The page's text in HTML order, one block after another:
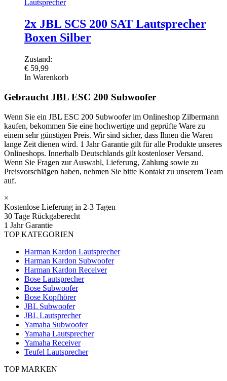
Lautsprecher
2x JBL SCS 200 SAT Lautsprecher
Boxen Silber
Zustand:
€ 59,99
In Warenkorb
Gebraucht JBL ESC 200 Subwoofer
Wenn Sie ein JBL ESC 200 Subwoofer im Onlineshop Zilbermann
kaufen, bekommen Sie eine hochwertige und geprüfte Ware zu
einem sehr günstigen Preis. Wir sind sicher, dass Ihnen die Waren
lange Zeit dienen wird. 1 Jahr Garantie gilt für alle Produkte unseres
Onlineshops. Innerhalb Deutschlands gilt kostenloser Versand.
Wenn Sie Fragen zur Auswahl, Lieferung, Zahlung sowie zu
Preisvorschlägen haben, nehmen Sie bitte Kontakt zu unserem Team
auf.
×
Kostenlose Lieferung in 2-3 Tagen
30 Tage Rückgaberecht
1 Jahr Garantie
TOP KATEGORIEN
Harman Kardon Lautsprecher
Harman Kardon Subwoofer
Harman Kardon Receiver
Bose Lautsprecher
Bose Subwoofer
Bose Kopfhörer
JBL Subwoofer
JBL Lautsprecher
Yamaha Subwoofer
Yamaha Lautsprecher
Yamaha Receiver
Teufel Lautsprecher
TOP MARKEN